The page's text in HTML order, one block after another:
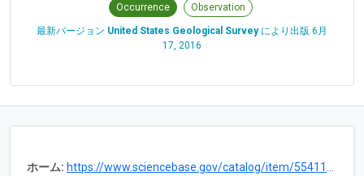
Occurrence Observation
最新バージョン United States Geological Surveyにより出版 6月
17, 2016
ホーム: https://www.sciencebase.gov/catalog/item/55411752e4b0a658d793aece